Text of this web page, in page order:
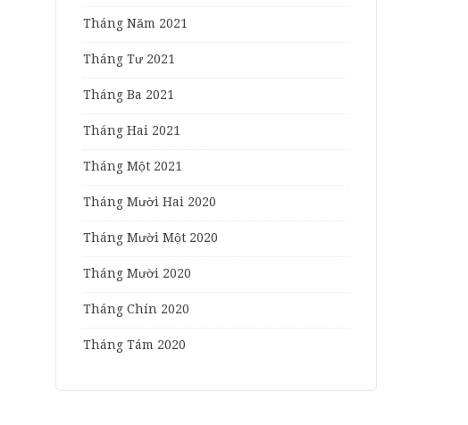
Tháng Năm 2021
Tháng Tư 2021
Tháng Ba 2021
Tháng Hai 2021
Tháng Một 2021
Tháng Mười Hai 2020
Tháng Mười Một 2020
Tháng Mười 2020
Tháng Chín 2020
Tháng Tám 2020